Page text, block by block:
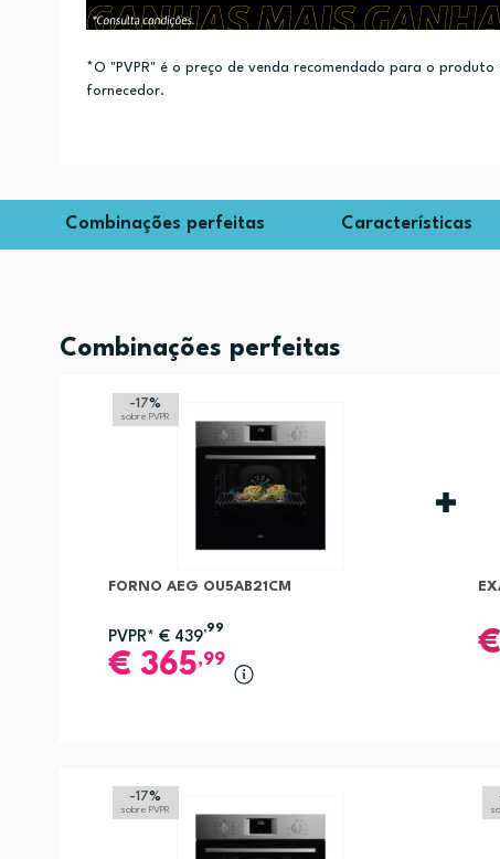
*O "PVPR" é o preço de venda recomendado para o
fornecedor.
Combinações perfeitas Características
Combinações perfeitas
-17%
sobre PVPR
FORNO AEG OU5AB21CM
PVPR* € 439
,99
€ 365,99 €
-17%
sobre PVPR